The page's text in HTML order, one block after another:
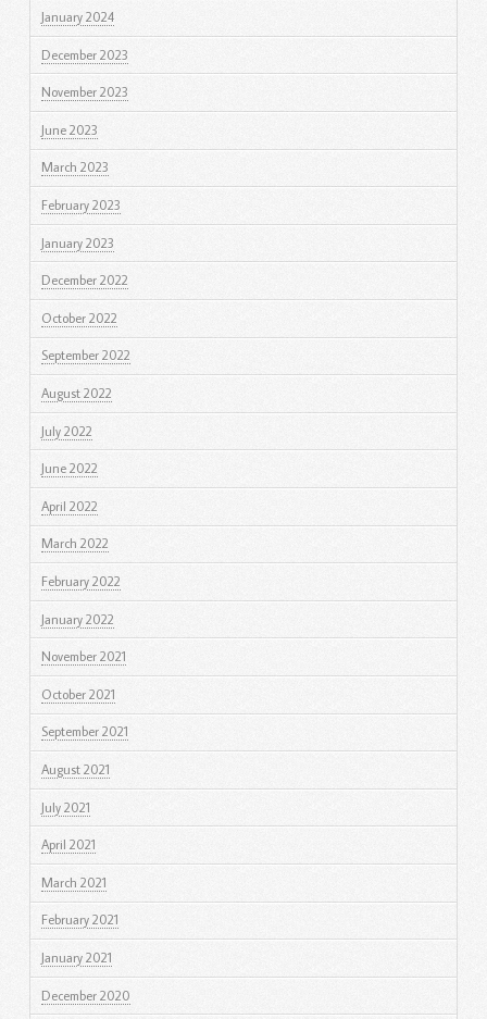
January 2024
December 2023
November 2023
June 2023
March 2023
February 2023
January 2023
December 2022
October 2022
September 2022
August 2022
July 2022
June 2022
April 2022
March 2022
February 2022
January 2022
November 2021
October 2021
September 2021
August 2021
July 2021
April 2021
March 2021
February 2021
January 2021
December 2020